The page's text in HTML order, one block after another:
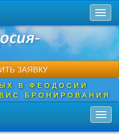
ЗАЯВКУ
В ФЕОДОСИИ
БРОНИРОВАНИЯ